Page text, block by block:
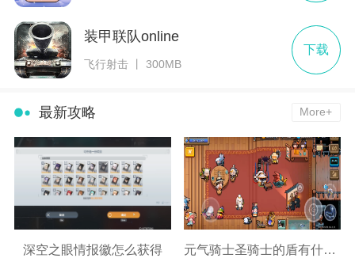
装甲联队online
飞行射击 丨 300MB
下载
最新攻略 More+
深空之眼情报徽怎么获得 元气骑士圣骑士的盾有什么用